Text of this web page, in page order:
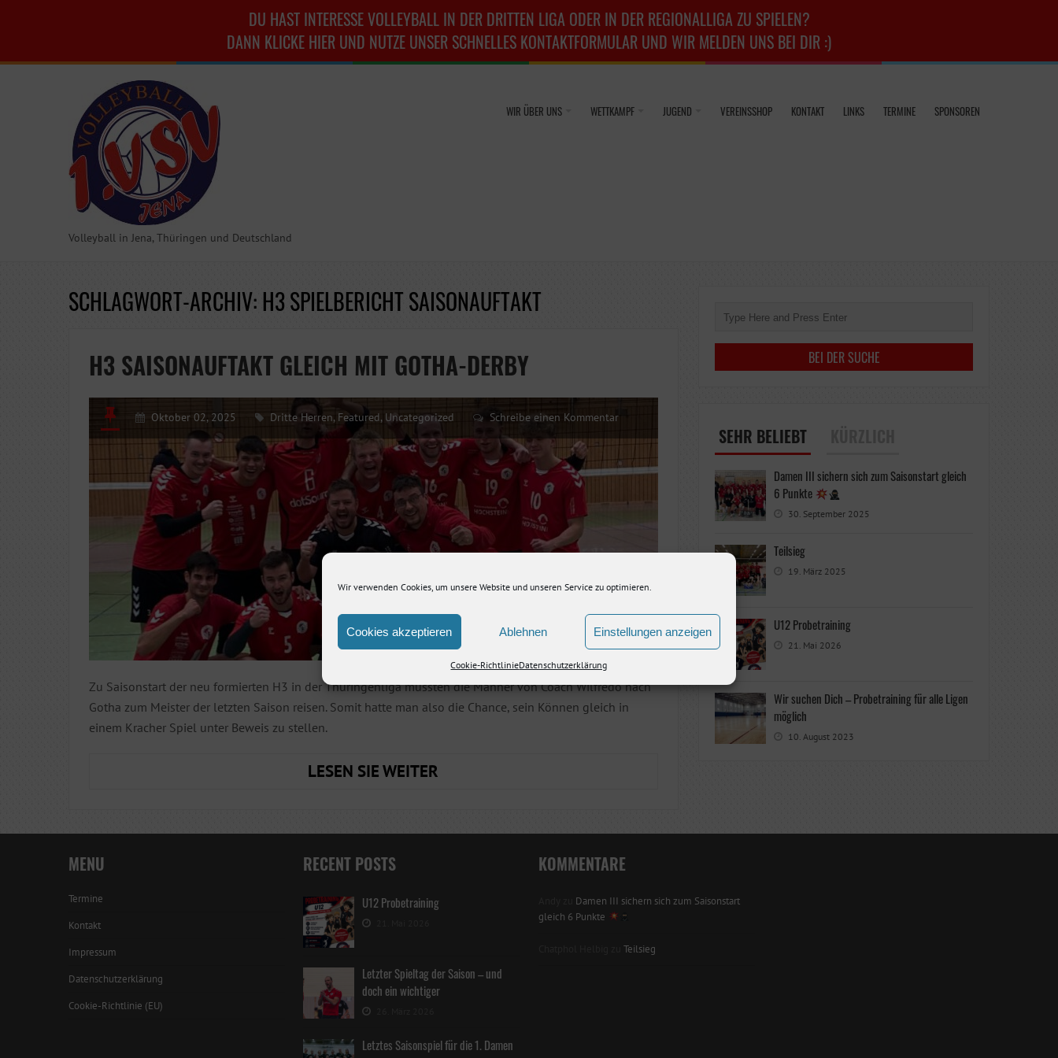
Wir verwenden Cookies, um unsere Website und unseren Service zu optimieren.
Cookies akzeptieren Ablehnen Einstellungen anzeigen
Cookie-RichtlinieDatenschutzerklärung
DU HAST INTERESSE VOLLEYBALL IN DER DRITTEN LIGA ODER IN DER REGIONALLIGA ZU SPIELEN?
DANN KLICKE HIER UND NUTZE UNSER SCHNELLES KONTAKTFORMULAR UND WIR MELDEN UNS BEI DIR :)
Volleyball in Jena, Thüringen und Deutschland
WIR ÜBER UNS WETTKAMPF JUGEND VEREINSSHOP KONTAKT LINKS TERMINE SPONSOREN
SCHLAGWORT-ARCHIV: H3 SPIELBERICHT SAISONAUFTAKT
H3 SAISONAUFTAKT GLEICH MIT GOTHA-DERBY
Oktober 02, 2025 Dritte Herren, Featured, Uncategorized Schreibe einen Kommentar
Zu Saisonstart der neu formierten H3 in der Thüringenliga mussten die Männer von Coach Wilfredo nach
Gotha zum Meister der letzten Saison reisen. Somit hatte man also die Chance, sein Können gleich in
einem Kracher Spiel unter Beweis zu stellen.
LESEN SIE WEITER
MIT
SEHR BELIEBT
Damen III sichern sich zum Saisonstart gleich
6 Punkte
30. September 2025
Teilsieg
19. März 2025
U12 Probetraining
21. Mai 2026
Wir suchen Dich – Probetraining für alle Ligen
möglich
10. August 2023
MENU
Termine
Kontakt
Impressum
Datenschutzerklärung
Cookie-Richtlinie (EU)
RECENT POSTS
U12 Probetraining
Letzter Spieltag der Saison – und
doch ein wichtiger
Letztes Saisonspiel für die 1. Damen
KOMMENTARE
Damen III sichern sich zum Saisonstart
gleich 6 Punkte
Teilsieg